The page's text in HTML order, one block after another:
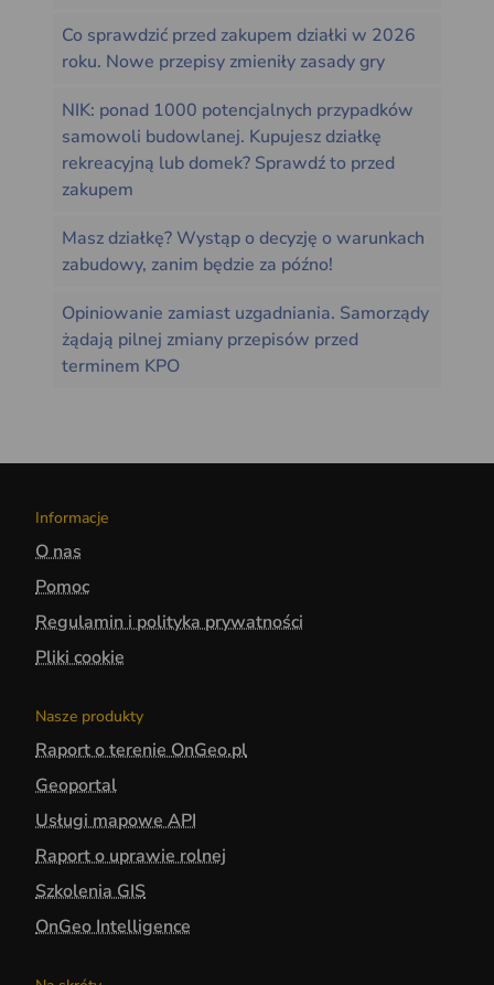
Co sprawdzić przed zakupem działki w 2026
roku. Nowe przepisy zmieniły zasady gry
NIK: ponad 1000 potencjalnych przypadków
samowoli budowlanej. Kupujesz działkę
rekreacyjną lub domek? Sprawdź to przed
zakupem
Masz działkę? Wystąp o decyzję o warunkach
zabudowy, zanim będzie za późno!
Opiniowanie zamiast uzgadniania. Samorządy
żądają pilnej zmiany przepisów przed
terminem KPO
Informacje
O nas
Pomoc
Regulamin i polityka prywatności
Pliki cookie
Nasze produkty
Raport o terenie OnGeo.pl
Geoportal
Usługi mapowe API
Raport o uprawie rolnej
Szkolenia GIS
OnGeo Intelligence